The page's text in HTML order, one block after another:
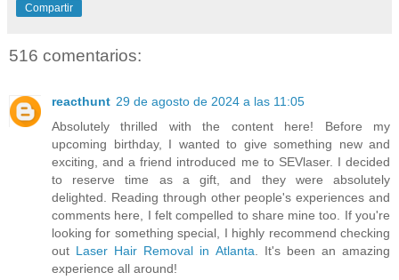
Compartir
516 comentarios:
reacthunt 29 de agosto de 2024 a las 11:05
Absolutely thrilled with the content here! Before my
upcoming birthday, I wanted to give something new and
exciting, and a friend introduced me to SEVlaser. I decided
to reserve time as a gift, and they were absolutely
delighted. Reading through other people's experiences and
comments here, I felt compelled to share mine too. If you're
looking for something special, I highly recommend checking
out Laser Hair Removal in Atlanta . It's been an amazing
experience all around!